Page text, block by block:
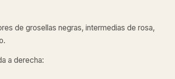
de grosellas negras, intermedias de rosa,
a derecha: